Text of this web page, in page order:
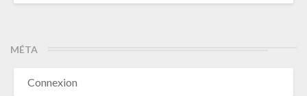
MÉTA
Connexion